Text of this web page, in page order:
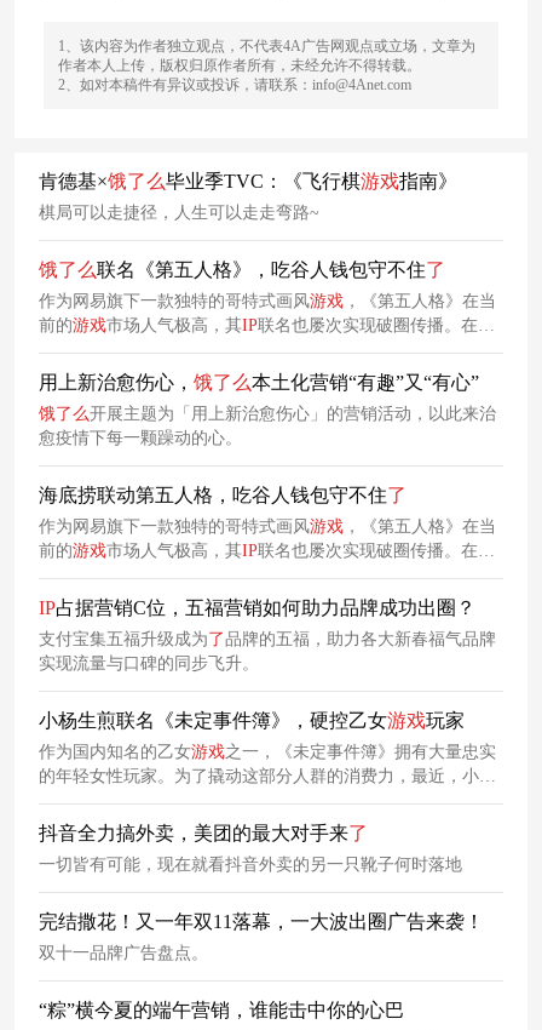
1、该内容为作者独立观点，不代表4A广告网观点或立场，文章为
作者本人上传，版权归原作者所有，未经允许不得转载。
2、如对本稿件有异议或投诉，请联系：info@4Anet.com
肯德基×饿了么毕业季TVC：《飞行棋游戏指南》
棋局可以走捷径，人生可以走走弯路~
饿了么联名《第五人格》，吃谷人钱包守不住了
作为网易旗下一款独特的哥特式画风游戏 ，《第五人格》在当
前的游戏市场人气极高，其IP联名也屡次实现破圈传播。在该
IP商业价值的吸引下，饿了么也与《第五人格》发起了新春联
名合作，意图为消费者带来全新的消费体验。
用上新治愈伤心， 饿了么本土化营销“有趣”又“有心”
饿了么开展主题为「用上新治愈伤心」的营销活动，以此来治
愈疫情下每一颗躁动的心。
海底捞联动第五人格，吃谷人钱包守不住了
作为网易旗下一款独特的哥特式画风游戏 ，《第五人格》在当
前的游戏市场人气极高，其IP联名也屡次实现破圈传播。在该
IP商业价值的吸引下，饿了么也与《第五人格》发起了新春联
名合作，意图为消费者带来全新的消费体验。
IP占据营销C位，五福营销如何助力品牌成功出圈？
支付宝集五福升级成为了品牌的五福，助力各大新春福气品牌
实现流量与口碑的同步飞升。
小杨生煎联名《未定事件簿》，硬控乙女游戏玩家
作为国内知名的乙女游戏之一，《未定事件簿》拥有大量忠实
的年轻女性玩家。为了撬动这部分人群的消费力，最近，小杨
生煎与《未定事件簿》携手开启联名合作，既以年轻化营销打
破品牌固有认知，又成功借头部
IP 的流量效应快速拓宽女性消
费群体。
抖音全力搞外卖，美团的最大对手来了
一切皆有可能，现在就看抖音外卖的另一只靴子何时落地
完结撒花！又一年双11落幕，一大波出圈广告来袭！
双十一品牌广告盘点。
“粽”横今夏的端午营销，谁能击中你的心巴